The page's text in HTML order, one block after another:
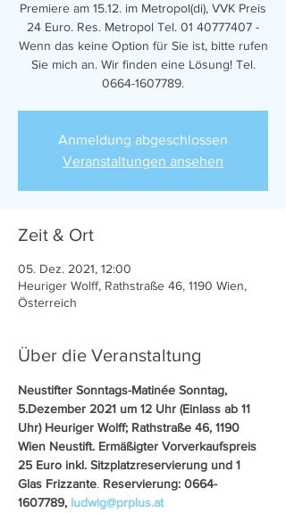
Premiere am 15.12. im Metropol(di), VVK Preis
24 Euro. Res. Metropol Tel. 01 40777407 -
Wenn das keine Option für Sie ist, bitte rufen
Sie mich an. Wir finden eine Lösung! Tel.
0664-1607789.
Anmeldung abgeschlossen
Veranstaltungen ansehen
Zeit & Ort
05. Dez. 2021, 12:00
Heuriger Wolff, Rathstraße 46, 1190 Wien,
Österreich
Über die Veranstaltung
Neustifter Sonntags-Matinée Sonntag,
5.Dezember 2021 um 12 Uhr (Einlass ab 11
Uhr) Heuriger Wolff; Rathstraße 46, 1190
Wien Neustift. Ermäßigter Vorverkaufspreis
25 Euro inkl. Sitzplatzreservierung und 1
Glas Frizzante. Reservierung: 0664-
1607789, ludwig@prplus.at